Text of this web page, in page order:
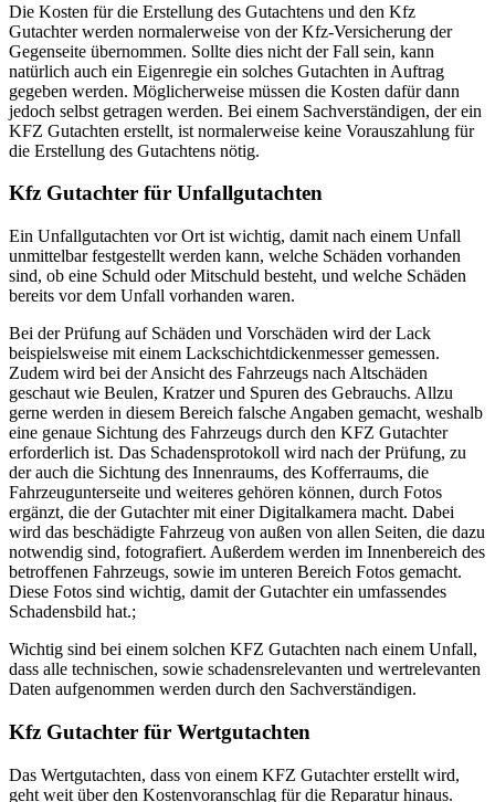
Die Kosten für die Erstellung des Gutachtens und den Kfz
Gutachter werden normalerweise von der Kfz-Versicherung der
Gegenseite übernommen. Sollte dies nicht der Fall sein, kann
natürlich auch ein Eigenregie ein solches Gutachten in Auftrag
gegeben werden. Möglicherweise müssen die Kosten dafür dann
jedoch selbst getragen werden. Bei einem Sachverständigen, der ein
KFZ Gutachten erstellt, ist normalerweise keine Vorauszahlung für
die Erstellung des Gutachtens nötig.
Kfz Gutachter für Unfallgutachten
Ein Unfallgutachten vor Ort ist wichtig, damit nach einem Unfall
unmittelbar festgestellt werden kann, welche Schäden vorhanden
sind, ob eine Schuld oder Mitschuld besteht, und welche Schäden
bereits vor dem Unfall vorhanden waren.
Bei der Prüfung auf Schäden und Vorschäden wird der Lack
beispielsweise mit einem Lackschichtdickenmesser gemessen.
Zudem wird bei der Ansicht des Fahrzeugs nach Altschäden
geschaut wie Beulen, Kratzer und Spuren des Gebrauchs. Allzu
gerne werden in diesem Bereich falsche Angaben gemacht, weshalb
eine genaue Sichtung des Fahrzeugs durch den KFZ Gutachter
erforderlich ist. Das Schadensprotokoll wird nach der Prüfung, zu
der auch die Sichtung des Innenraums, des Kofferraums, die
Fahrzeugunterseite und weiteres gehören können, durch Fotos
ergänzt, die der Gutachter mit einer Digitalkamera macht. Dabei
wird das beschädigte Fahrzeug von außen von allen Seiten, die dazu
notwendig sind, fotografiert. Außerdem werden im Innenbereich des
betroffenen Fahrzeugs, sowie im unteren Bereich Fotos gemacht.
Diese Fotos sind wichtig, damit der Gutachter ein umfassendes
Schadensbild hat.;
Wichtig sind bei einem solchen KFZ Gutachten nach einem Unfall,
dass alle technischen, sowie schadensrelevanten und wertrelevanten
Daten aufgenommen werden durch den Sachverständigen.
Kfz Gutachter für Wertgutachten
Das Wertgutachten, dass von einem KFZ Gutachter erstellt wird,
geht weit über den Kostenvoranschlag für die Reparatur hinaus.